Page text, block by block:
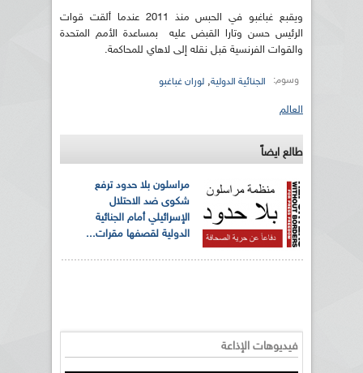
ويقبع غباغبو في الحبس منذ 2011 عندما ألقت قوات
الرئيس حسن وتارا القبض عليه بمساعدة الأمم المتحدة
والقوات الفرنسية قبل نقله إلى لاهاي للمحاكمة.
وسوم: الجنائية الدولية, لوران غباغبو
العالم
طالع ايضاً
مراسلون بلا حدود ترفع
شكوى ضد الاحتلال
الإسرائيلي أمام الجنائية
الدولية لقصفها مقرات...
فيديوهات الإذاعة